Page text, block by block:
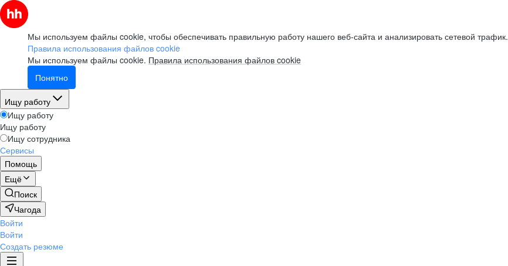
Мы используем файлы cookie, чтобы обеспечивать правильную работу нашего веб-сайта и анализировать сетевой трафик.
Правила использования файлов cookie
Мы используем файлы cookie. Правила использования файлов cookie
Понятно
Ищу работу
Ищу работу
Ищу работу
Ищу сотрудника
Сервисы
Помощь
Ещё
Поиск
Чагода
Войти
Войти
Создать резюме